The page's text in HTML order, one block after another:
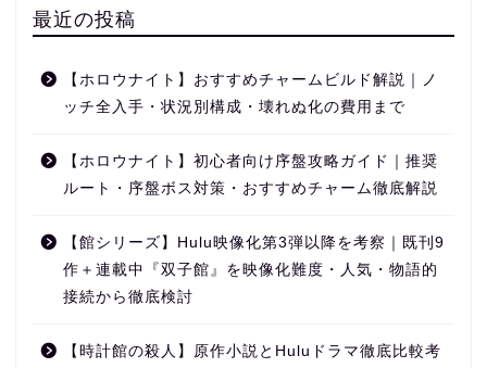
最近の投稿
【ホロウナイト】おすすめチャームビルド解説｜ノ
ッチ全入手・状況別構成・壊れぬ化の費用まで
【ホロウナイト】初心者向け序盤攻略ガイド｜推奨
ルート・序盤ボス対策・おすすめチャーム徹底解説
【館シリーズ】Hulu映像化第3弾以降を考察｜既刊9
作＋連載中『双子館』を映像化難度・人気・物語的
接続から徹底検討
【時計館の殺人】原作小説とHuluドラマ徹底比較考